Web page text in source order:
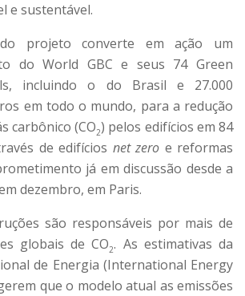
e sustentável.
projeto converte em ação um
do World GBC e seus 74 Green
incluindo o do Brasil e 27.000
em todo o mundo, para a redução
carbônico (CO2) pelos edifícios em 84
de edifícios net zero e reformas
já em discussão desde a
dezembro, em Paris.
são responsáveis por mais de
globais de CO2. As estimativas da
de Energia (International Energy
que o modelo atual as emissões